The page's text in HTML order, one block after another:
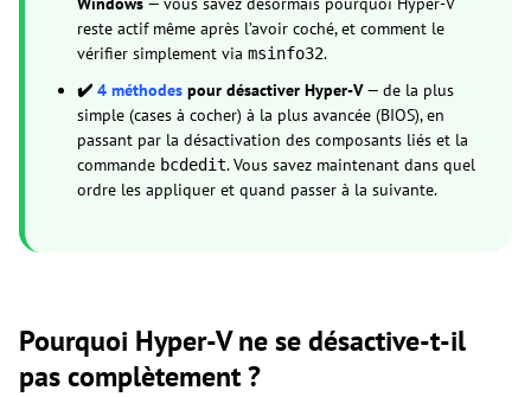
reste actif même après l’avoir coché, et comment le
vérifier simplement via msinfo32.
✔️ 4 méthodes pour désactiver Hyper-V— de la plus
simple (cases à cocher) à la plus avancée (BIOS), en
passant par la désactivation des composants liés et la
commande bcdedit. Vous savez maintenant dans quel
ordre les appliquer et quand passer à la suivante.
Pourquoi Hyper-V ne se désactive-t-il
pas complètement ?